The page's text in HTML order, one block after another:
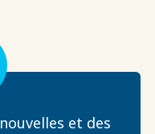
et des